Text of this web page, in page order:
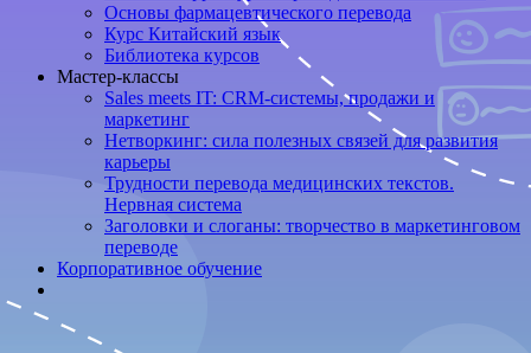
Основы фармацевтического перевода
Курс Китайский язык
Библиотека курсов
Мастер-классы
Sales meets IT: CRM-системы, продажи и
маркетинг
Нетворкинг: сила полезных связей для развития
карьеры
Трудности перевода медицинских текстов.
Нервная система
Заголовки и слоганы: творчество в маркетинговом
переводе
Корпоративное обучение